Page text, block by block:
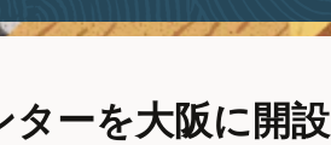
ーを大阪に開設